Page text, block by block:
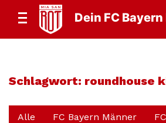
Dein FC Bayern
Schlagwort: roundhouse
Alle FC Bayern Männer